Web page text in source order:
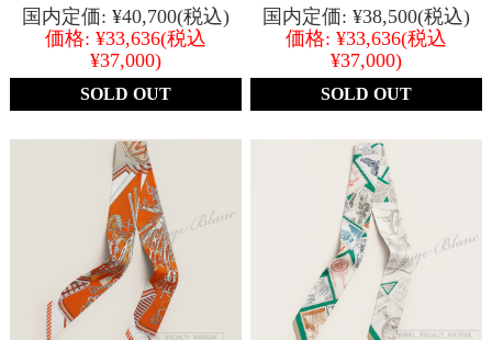
国内定価: ¥40,700(税込)
価格: ¥33,636(税込
¥37,000)
SOLD OUT
国内定価: ¥38,500(税込)
価格: ¥33,636(税込
¥37,000)
SOLD OUT